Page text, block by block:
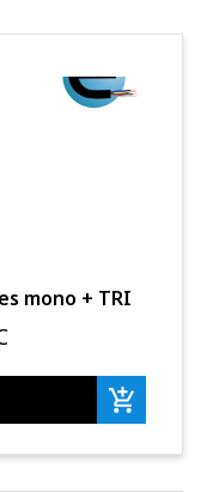
mono + TRI